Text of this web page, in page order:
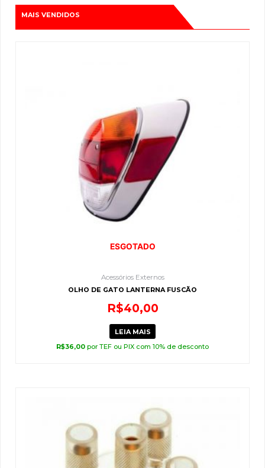
MAIS VENDIDOS
ESGOTADO
Acessórios Externos
OLHO DE GATO LANTERNA FUSCÃO
R$40,00
LEIA MAIS
R$36,00 por TEF ou PIX com 10% de desconto